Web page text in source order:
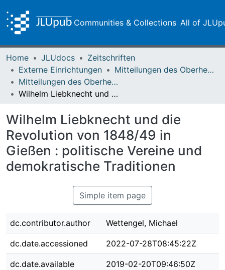
Communities & Collections All of
Home JLUdocs
Zeitschriften
Externe Einrichtungen
Mitteilungen des Oberhessischen Geschichtsvereins Gießen
Mitteilungen des Oberhessischen Geschichtsvereins Gießen Vol. 078 (1993)
Wilhelm Liebknecht und die Revolution von 1848/49 in Gießen : politische Vereine und demokratische Traditionen
Wilhelm Liebknecht und die
Revolution von 1848/49 in
Gießen : politische Vereine und
demokratische Traditionen
Simple item page
dc.contributor.author Wettengel, Michael
dc.date.accessioned 2022-07-28T08:45:22Z
dc.date.available 2019-02-20T09:46:50Z